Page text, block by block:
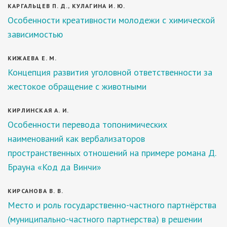
КАРГАЛЬЦЕВ П. Д., КУЛАГИНА И. Ю.
Особенности креативности молодежи с химической
зависимостью
КИЖАЕВА Е. М.
Концепция развития уголовной ответственности за
жестокое обращение с животными
КИРЛИНСКАЯ А. И.
Особенности перевода топонимических
наименований как вербализаторов
пространственных отношений на примере романа Д.
Брауна «Код да Винчи»
КИРСАНОВА В. В.
Место и роль государственно-частного партнёрства
(муниципально-частного партнерства) в решении